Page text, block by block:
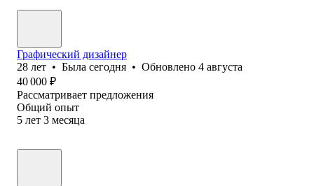
Графический дизайнер
28 лет • Была сегодня • Обновлено 4 августа
40 000 ₽
Рассматривает предложения
Общий опыт
5 лет 3 месяца